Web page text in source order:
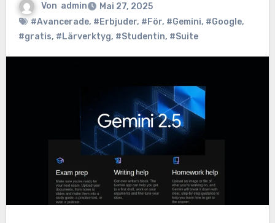
Von admin
Mai 27, 2025
#Avancerade, #Erbjuder, #För, #Gemini, #Google,
#gratis, #Lärverktyg, #Studentin, #Suite